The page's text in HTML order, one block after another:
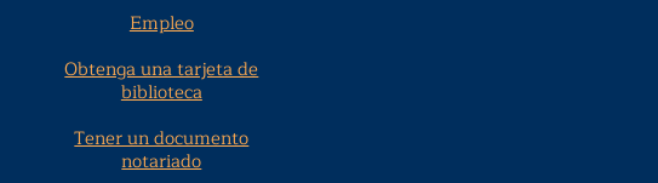
Empleo
Obtenga una tarjeta de
biblioteca
Tener un documento
notariado